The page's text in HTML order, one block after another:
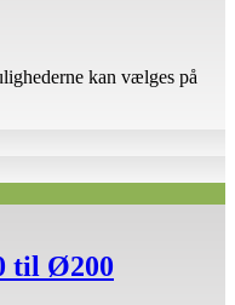
kan vælges på
til Ø200